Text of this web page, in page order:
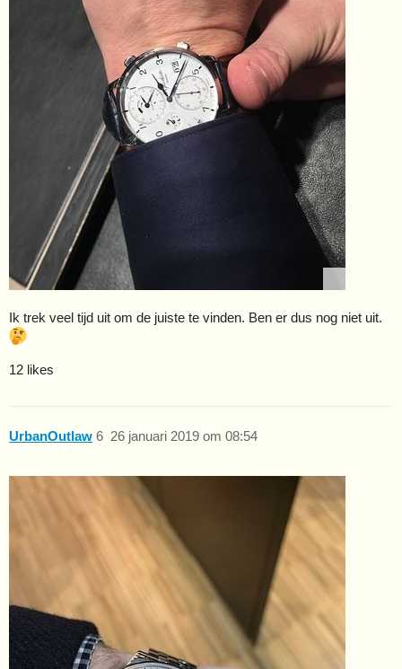
Ik trek veel tijd uit om de juiste te vinden. Ben er dus nog niet uit.
12 likes
UrbanOutlaw 26 januari 2019 om 08:54
6